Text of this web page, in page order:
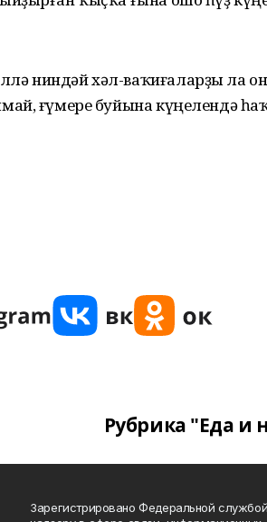
ниндәй хәл-ваҡиғаларҙы ла
ғүмере буйына күңелендә
Рубрика "Еда и
Зарегистрировано Федеральной